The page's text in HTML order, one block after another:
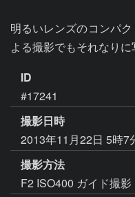
明るいレンズのコンパ
よる撮影でもそれなりに
ID
#17241
撮影日時
2013年11月22日 5時7
撮影方法
F2 ISO400 ガイド撮影